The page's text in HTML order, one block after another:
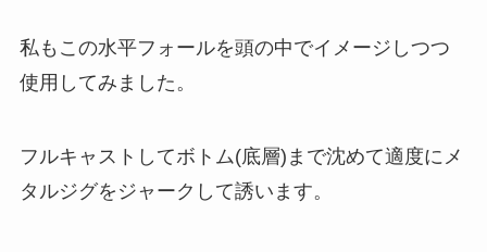
私もこの水平フォールを頭の中でイメージしつつ
使用してみました。
フルキャストしてボトム(底層)まで沈めて適度にメ
タルジグをジャークして誘います。